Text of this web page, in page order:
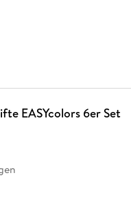
EASYcolors 6er Set